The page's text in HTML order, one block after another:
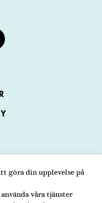
göra din upplevelse på
våra tjänster